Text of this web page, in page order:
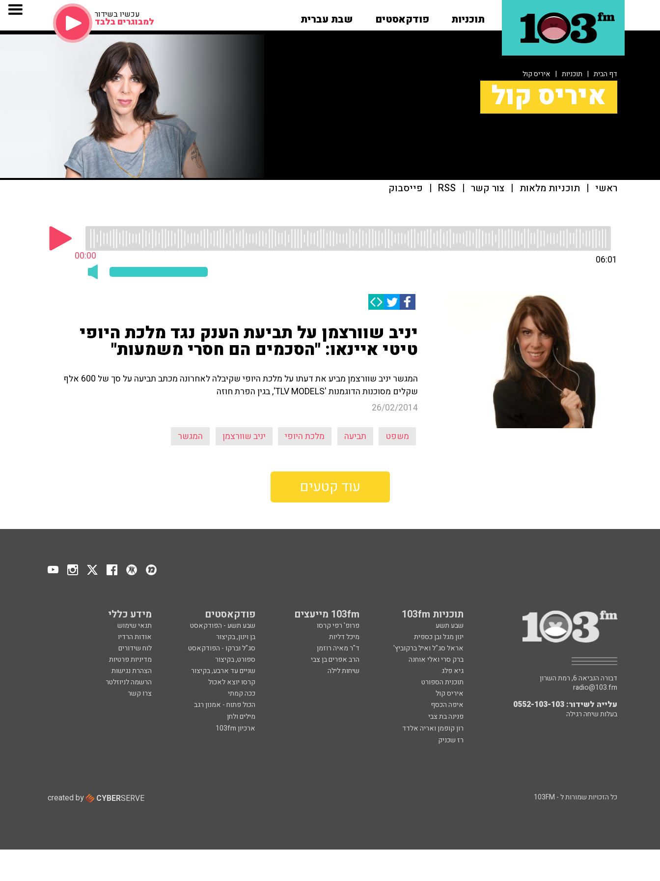
תוכניות פודקאסטים שבת עברית עכשיו בשידור
למבוגרים בלבד
דף הבית | תוכניות | איריס קול
איריס קול
ראשי | תוכניות מלאות | צור קשר |
RSS
| פייסבוק
00:00 06:01
יניב שוורצמן על תביעת הענק נגד מלכת היופי
טיטי איינאו: "הסכמים הם חסרי משמעות"
המגשר יניב שוורצמן מביע את דעתו על מלכת היופי שקיבלה לאחרונה מכתב תביעה על סך של 600 אלף
שקלים מסוכנות הדוגמנות 'TLV MODELS', בגין הפרת חוזה
26/02/2014
משפט תביעה מלכת היופי יניב שוורצמן המגשר
עוד קטעים
תוכניות 103fm 103fm מייעצים פודקאסטים מידע כללי
שבע תשע פרופ' רפי קרסו שבע תשע - הפודקאסט
תנאי שימוש
ינון מגל ובן כספית
מיכל דליות בן וינון, בקיצור
אודות הרדיו
אראל סג"ל ואיל ברקוביץ'
ד"ר מאיה רוזמן סג"ל וברקו - הפודקאסט
לוח שידורים
ברק סרי ואלי אוחנה
הרב אפרים בן צבי ספורט, בקיצור
מדיניות פרטיות
גיא פלג
שיחות לילה שניים עד ארבע, בקיצור
הצהרת נגישות
תוכנית הספורט
קרסו יוצא לאכול
הרשמה לניוזלטר
איריס קול
ככה קמתי
צרו קשר
איפה הכסף
הכול פתוח - אמנון רגב
פנינה בת צבי
מילים ולחן
רון קופמן ואריה אלדד
ארכיון 103fm
רז שכניק
דבורה הנביאה 6, רמת השרון
radio@103.fm
עלייה לשידור: 0552-103-103
בעלות שיחה רגילה
כל הזכויות שמורות ל - 103FM created by CYBERSERVE